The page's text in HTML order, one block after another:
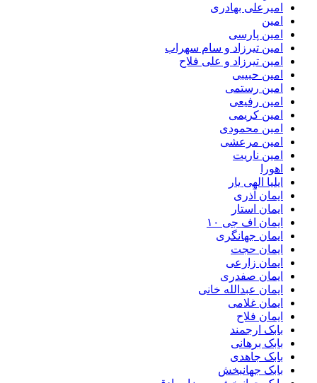
امیرعلی بهادری
امین
امین پارسی
امین تیرزاد و سام سهراب
امین تیرزاد و علی فلاح
امین حبیبی
امین رستمی
امین رفیعی
امین کریمی
امین محمودی
امین مرعشی
امین ناریت
اهورا
ایلیا الهی یار
ایمان آذری
ایمان استار
ایمان اف جی ۱۰
ایمان جهانگری
ایمان حجت
ایمان زارعی
ایمان صفدری
ایمان عبدالله خانی
ایمان غلامی
ایمان فلاح
بابک ارجمند
بابک برهانی
بابک جاهدی
بابک جهانبخش